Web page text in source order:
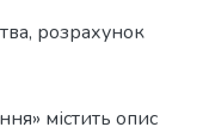
розрахунок
містить опис